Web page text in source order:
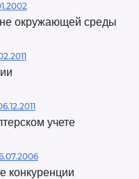
окружающей среды
учете
конкуренции